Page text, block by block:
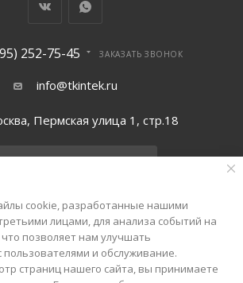
252-75-45 ЗАКАЗАТЬ ЗВОНОК
info@tkintek.ru
Пермская улица 1, стр.18
ПОЛИТИКА КОНФИДЕНЦИАЛЬНОСТИ
cookie, разработанные нашими
лицами, для анализа событий на
позволяет нам улучшать
пользователями и обслуживание.
страниц нашего сайта, вы принимаете